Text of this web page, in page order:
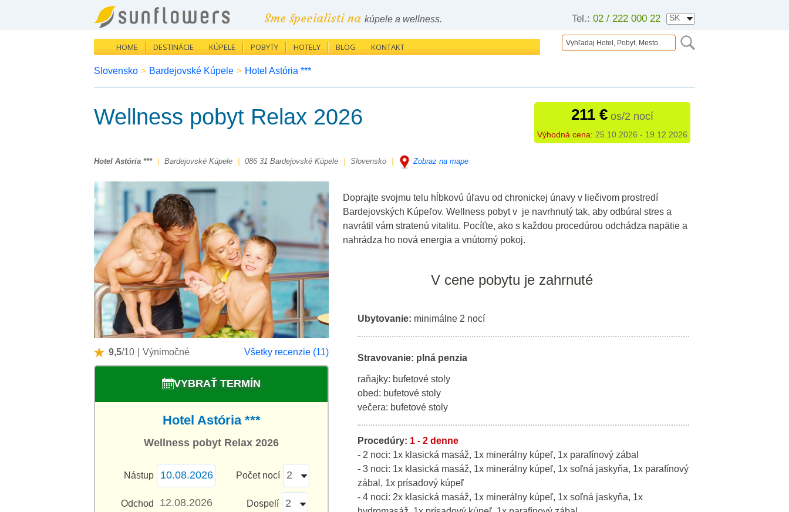
Tel.: 02 / 222 000 22
Sme špecialisti na kúpele a wellness.
HOME DESTINÁCIE KÚPELE POBYTY HOTELY BLOG KONTAKT
Slovensko > Bardejovské Kúpele > Hotel Astória ***
Wellness pobyt Relax 2026 211 € os/2 nocí
Výhodná cena: 25.10.2026 - 19.12.2026
Hotel Astória *** Bardejovské Kúpele 086 31 Bardejovské Kúpele Slovensko Zobraz na mape
9,5/10 Výnimočné Všetky recenzie (11)
VYBRAŤ TERMÍN
Hotel Astória ***
Wellness pobyt Relax 2026
Nástup Počet nocí
Odchod Dospelí
Doprajte svojmu telu hĺbkovú úľavu od chronickej únavy v liečivom prostredí
Bardejovských Kúpeľov. Wellness pobyt v je navrhnutý tak, aby odbúral stres a
navrátil vám stratenú vitalitu. Pocíťte, ako s každou procedúrou odchádza napätie a
nahrádza ho nová energia a vnútorný pokoj.
V cene pobytu je zahrnuté
Ubytovanie: minimálne 2 nocí
Stravovanie: plná penzia
raňajky: bufetové stoly
obed: bufetové stoly
večera: bufetové stoly
Procedúry: 1 - 2 denne
- 2 noci: 1x klasická masáž, 1x minerálny kúpeľ, 1x parafínový zábal
- 3 noci: 1x klasická masáž, 1x minerálny kúpeľ, 1x soľná jaskyňa, 1x parafínový
zábal, 1x prísadový kúpeľ
- 4 noci: 2x klasická masáž, 1x minerálny kúpeľ, 1x soľná jaskyňa, 1x